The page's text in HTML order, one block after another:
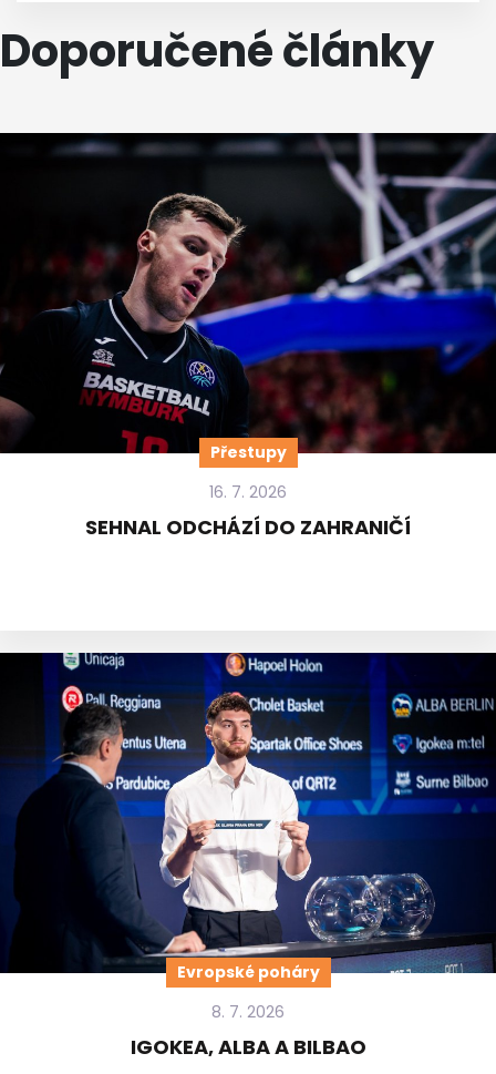
Doporučené články
Přestupy
16. 7. 2026
SEHNAL ODCHÁZÍ DO ZAHRANIČÍ
Evropské poháry
8. 7. 2026
IGOKEA, ALBA A BILBAO